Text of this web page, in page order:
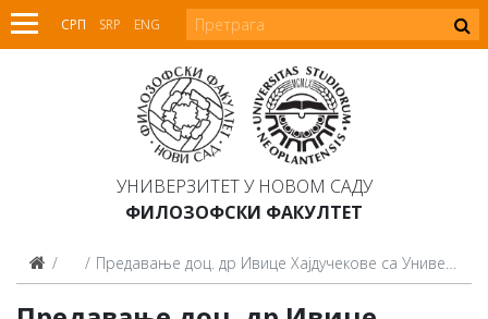
СРП SRP ENG
УНИВЕРЗИТЕТ У НОВОМ САДУ
ФИЛОЗОФСКИ ФАКУЛТЕТ
НајавеПредавање доц. др Ивице Хајдучекове са Универзитета „Павел Јозеф Шафарик“ у Кошицама, Словачка